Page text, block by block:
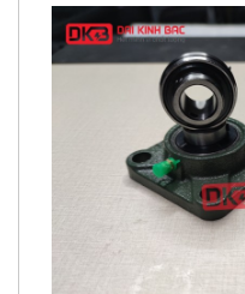
giản nở nhiệt tốt.